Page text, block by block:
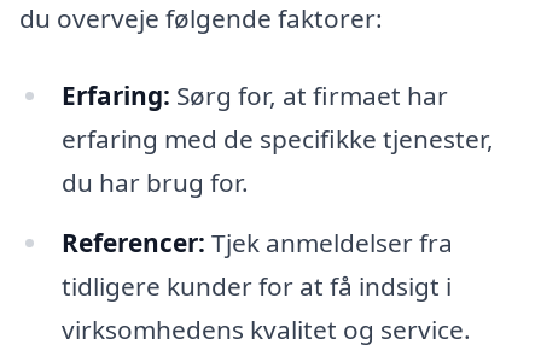
du overveje følgende faktorer:
Erfaring: Sørg for, at firmaet har
erfaring med de specifikke tjenester,
du har brug for.
Referencer: Tjek anmeldelser fra
tidligere kunder for at få indsigt i
virksomhedens kvalitet og service.